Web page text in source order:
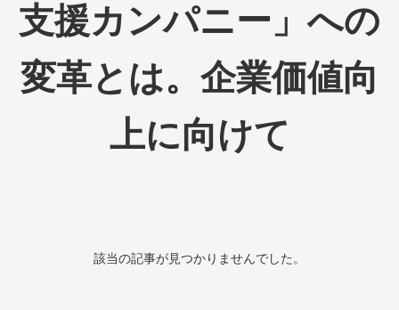
支援カンパニー」への
変革とは。企業価値向
上に向けて
該当の記事が見つかりませんでした。